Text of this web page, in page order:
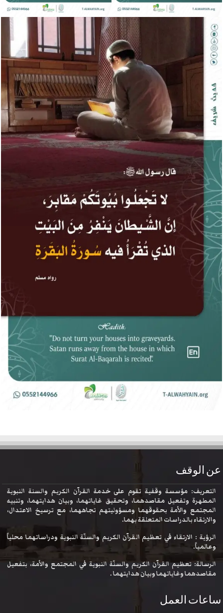
عن الوقف
التعريف: مؤسسة وقفية تقوم على خدمة القرآن الكريم والسنة النبوية
المطهرة وتفعيل مقاصدهما، وتحقيق غاياتهما، وبيان هدايتهما، وتنبيه
المجتمع والأمة بحقوقهما ومسؤوليتهم تجاههما، مع ترسيخ الاعتدال،
والارتقاء بالدراسات المتعلقة بهما.
الرؤية : الارتقاء في تعظيم القرآن الكريم والسنّة النبوية ودراساتهما محلياً
وعالمياً.
الرسالة: تعظيم القرآن الكريم والسنّة النبوية في المجتمع والأمة، بتفعيل
مقاصدهما وغاياتهما وبيان هدايتهما .
ساعات العمل